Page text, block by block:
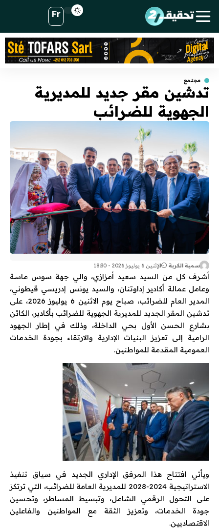
Fr
مجتمع
تدشين مقر جديد للمديرية
الجهوية للضرائب
سمية الكربة الإثنين 6 يوليوز 2026 - 18:30
أشرف كل من السيد سعيد أمزازي، والي جهة سوس ماسة
وعامل عمالة أكادير إداوتنان، والسيد يونس إدريسي قيطوني،
المدير العام للضرائب، صباح يوم الاثنين 6 يوليوز 2026، على
تدشين المقر الجديد للمديرية الجهوية للضرائب بأكادير، الكائن
بشارع الحسن الأول بحي الداخلة، وذلك في إطار الجهود
الرامية إلى تعزيز البنيات الإدارية والارتقاء بجودة الخدمات
العمومية المقدمة للمواطنين.
ويأتي افتتاح هذا المرفق الإداري الجديد في سياق تنفيذ
الاستراتيجية 2024-2028 للمديرية العامة للضرائب، التي ترتكز
على التحول الرقمي الشامل، وتبسيط المساطر، وتحسين
جودة الخدمات، وتعزيز الثقة مع المواطنين والفاعلين
الاقتصاديين.